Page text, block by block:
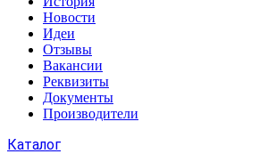
Новости
Идеи
Отзывы
Вакансии
Реквизиты
Документы
Производители
Каталог